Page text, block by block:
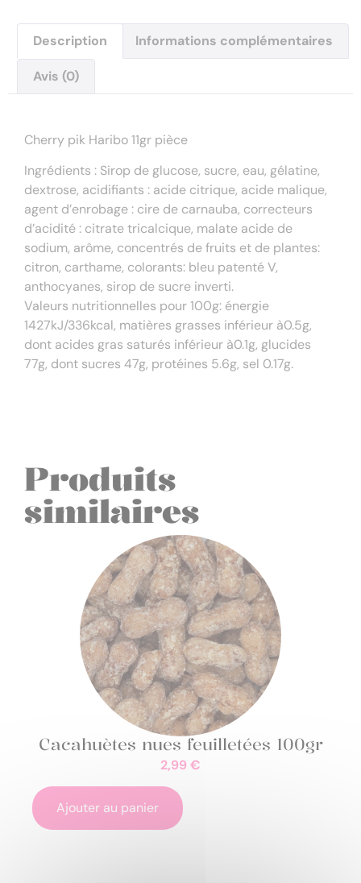
Description Informations complémentaires
Avis (0)
Cherry pik Haribo 11gr pièce
Ingrédients : Sirop de glucose, sucre, eau, gélatine,
dextrose, acidifiants : acide citrique, acide malique,
agent d’enrobage : cire de carnauba, correcteurs
d’acidité : citrate tricalcique, malate acide de
sodium, arôme, concentrés de fruits et de plantes:
citron, carthame, colorants: bleu patenté V,
anthocyanes, sirop de sucre inverti.
Valeurs nutritionnelles pour 100g: énergie
1427kJ/336kcal, matières grasses inférieur à0.5g,
dont acides gras saturés inférieur à0.1g, glucides
77g, dont sucres 47g, protéines 5.6g, sel 0.17g.
Produits
similaires
Cacahuètes nues feuilletées 100gr
2,99€
Ajouter au panier